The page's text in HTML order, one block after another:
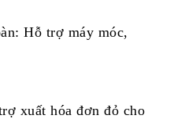
Hỗ trợ máy móc,
xuất hóa đơn đỏ cho